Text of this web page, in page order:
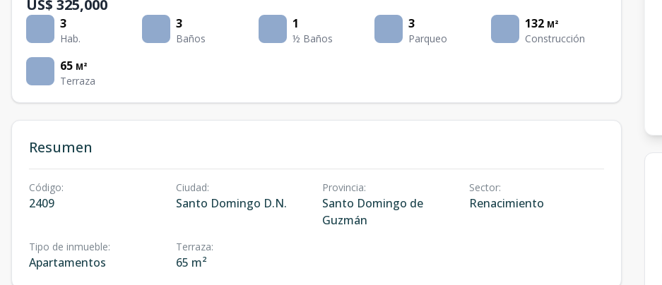
US$ 325,000
3
Hab.
3
Baños
1
½ Baños
3
Parqueo
132 M²
Construcción
65 M²
Terraza
Resumen
Código:
2409
Ciudad:
Santo Domingo D.N.
Provincia:
Santo Domingo de
Guzmán
Sector:
Renacimiento
Tipo de inmueble:
Apartamentos
Terraza:
65 m²